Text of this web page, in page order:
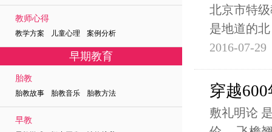
教师心得
教学方案 儿童心理 案例分析
早期教育
胎教
胎教故事 胎教音乐 胎教方法
早教
北京市特
是地道的北
2016-07-29
穿越
敷礼明论